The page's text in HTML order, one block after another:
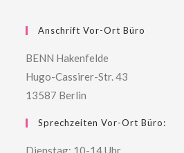
Anschrift Vor-Ort Büro
BENN Hakenfelde
Hugo-Cassirer-Str. 43
13587 Berlin
Sprechzeiten Vor-Ort Büro:
Dienstag: 10-14 Uhr